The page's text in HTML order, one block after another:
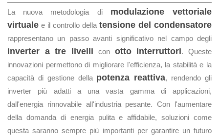
La nuova metodologia di modulazione vettoriale
virtuale e il controllo della tensione del condensatore
rappresentano un passo avanti significativo nel campo degli
inverter a tre livelli con otto interruttori. Queste
innovazioni permettono di migliorare l'efficienza, la stabilità e la
capacità di gestione della potenza reattiva, rendendo gli
inverter più adatti a una vasta gamma di applicazioni,
dall'energia rinnovabile all'industria pesante. Con l'aumentare
della domanda di energia pulita e affidabile, soluzioni come
questa saranno sempre più importanti per garantire un futuro